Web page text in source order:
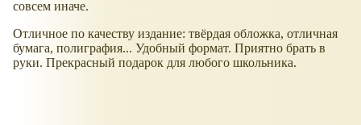
совсем иначе.
Отличное по качеству издание: твёрдая обложка, отличная
бумага, полиграфия... Удобный формат. Приятно брать в
руки. Прекрасный подарок для любого школьника.